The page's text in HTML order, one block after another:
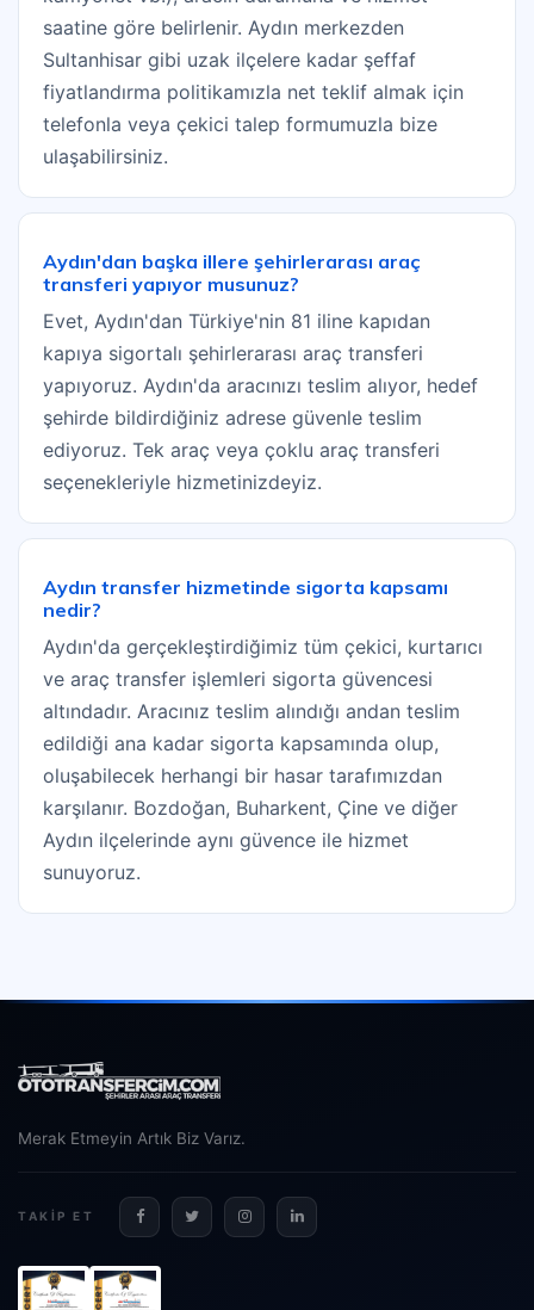
saatine göre belirlenir. Aydın merkezden
Sultanhisar gibi uzak ilçelere kadar şeffaf
fiyatlandırma politikamızla net teklif almak için
telefonla veya çekici talep formumuzla bize
ulaşabilirsiniz.
Aydın'dan başka illere şehirlerarası araç
transferi yapıyor musunuz?
Evet, Aydın'dan Türkiye'nin 81 iline kapıdan
kapıya sigortalı şehirlerarası araç transferi
yapıyoruz. Aydın'da aracınızı teslim alıyor, hedef
şehirde bildirdiğiniz adrese güvenle teslim
ediyoruz. Tek araç veya çoklu araç transferi
seçenekleriyle hizmetinizdeyiz.
Aydın transfer hizmetinde sigorta kapsamı
nedir?
Aydın'da gerçekleştirdiğimiz tüm çekici, kurtarıcı
ve araç transfer işlemleri sigorta güvencesi
altındadır. Aracınız teslim alındığı andan teslim
edildiği ana kadar sigorta kapsamında olup,
oluşabilecek herhangi bir hasar tarafımızdan
karşılanır. Bozdoğan, Buharkent, Çine ve diğer
Aydın ilçelerinde aynı güvence ile hizmet
sunuyoruz.
Merak Etmeyin Artık Biz Varız.
TAKIP ET